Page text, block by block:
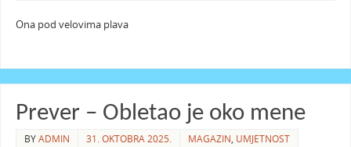
Ona pod velovima plava
Prever – Obletao je oko mene
BYADMIN 31. OKTOBRA 2025. MAGAZIN, UMJETNOST